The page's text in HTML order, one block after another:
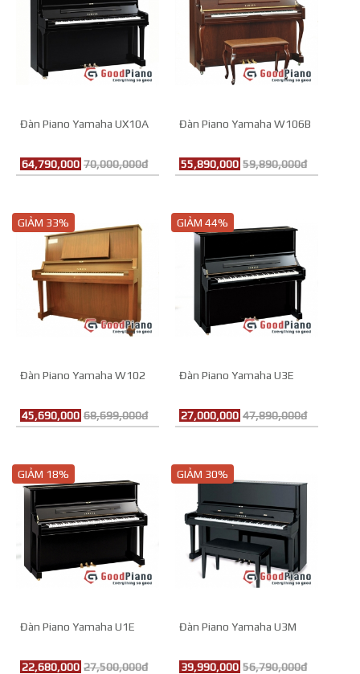
Đàn Piano Yamaha UX10A
64,790,000 70,000,000đ
Đàn Piano Yamaha W106B
55,890,000 59,890,000đ
GIẢM 33%
Đàn Piano Yamaha W102
45,690,000 68,699,000đ
GIẢM 44%
Đàn Piano Yamaha U3E
27,000,000 47,890,000đ
GIẢM 18%
Đàn Piano Yamaha U1E
22,680,000 27,500,000đ
GIẢM 30%
Đàn Piano Yamaha U3M
39,990,000 56,790,000đ